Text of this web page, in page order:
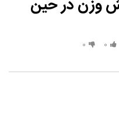
وزن در حین
0
0